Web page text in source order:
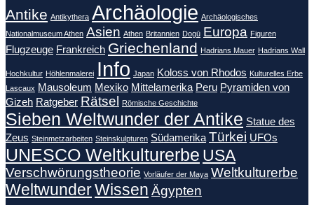
Antike Antikythera Archäologie Archäologisches
Nationalmuseum Athen Asien Athen Britannien Dogū Europa Figuren
Flugzeuge Frankreich Griechenland Hadrians Mauer Hadrians Wall
Hochkultur Höhlenmalerei Info Japan Koloss von Rhodos Kulturelles Erbe
Lascaux Mausoleum Mexiko Mittelamerika Peru Pyramiden von
Gizeh Ratgeber Rätsel Römische Geschichte
Sieben Weltwunder der Antike Statue des
Zeus Steinmetzarbeiten Steinskulpturen Südamerika Türkei UFOs
UNESCO Weltkulturerbe USA
Verschwörungstheorie Vorläufer der Maya Weltkulturerbe
WeltwunderWissen Ägypten